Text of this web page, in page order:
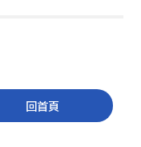
回首頁